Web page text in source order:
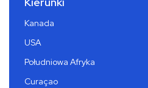
Kanada
USA
Południowa Afryka
Curaçao